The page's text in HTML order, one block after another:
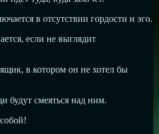
в отсутствии гордости и эго.
если не выглядит
в котором он не хотел бы
будут смеяться над ним.